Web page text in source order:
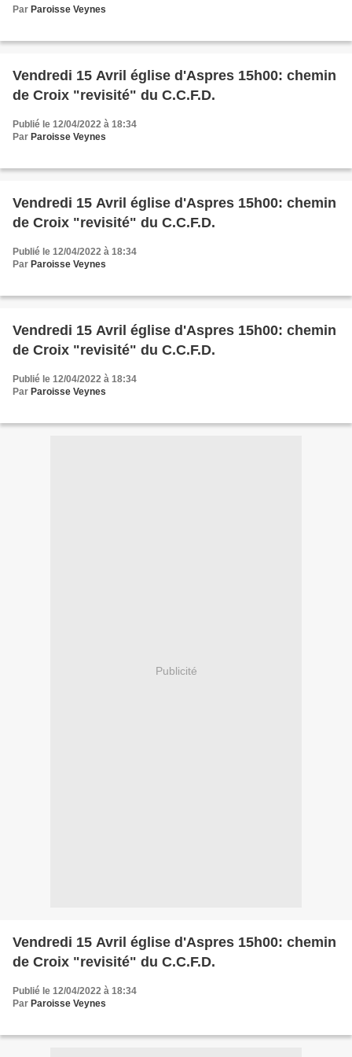
Par Paroisse Veynes
Vendredi 15 Avril église d'Aspres 15h00: chemin
de Croix "revisité" du C.C.F.D.
Publié le 12/04/2022 à 18:34
Par Paroisse Veynes
Vendredi 15 Avril église d'Aspres 15h00: chemin
de Croix "revisité" du C.C.F.D.
Publié le 12/04/2022 à 18:34
Par Paroisse Veynes
Vendredi 15 Avril église d'Aspres 15h00: chemin
de Croix "revisité" du C.C.F.D.
Publié le 12/04/2022 à 18:34
Par Paroisse Veynes
Publicité
Vendredi 15 Avril église d'Aspres 15h00: chemin
de Croix "revisité" du C.C.F.D.
Publié le 12/04/2022 à 18:34
Par Paroisse Veynes